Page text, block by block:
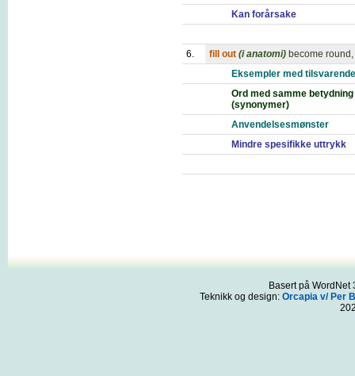
Kan forårsake
6. fill out (i anatomi) become
Eksempler med
Ord med samme betydning
(synonymer)
Anvendelsesmønster
Mindre spesifikke uttrykk
Basert på
Teknikk og design: Orcapia v/ Per